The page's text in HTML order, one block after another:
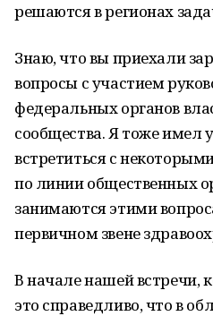
решаются в регионах
Знаю, что вы приехали
вопросы с участием
федеральных органов
сообщества. Я тоже имел
встретиться с
по линии общественных
занимаются этими
первичном звене
В начале нашей встречи,
это справедливо, что в